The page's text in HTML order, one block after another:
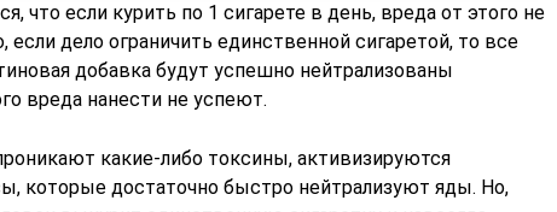
что если курить по 1 сигарете в день, вреда от этого не
если дело ограничить единственной сигаретой, то все
добавка будут успешно нейтрализованы
вреда нанести не успеют.
какие-либо токсины, активизируются
которые достаточно быстро нейтрализуют яды. Но,